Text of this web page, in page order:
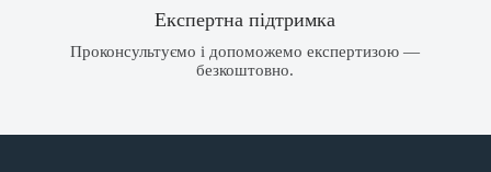
Експертна підтримка
Проконсультуємо і допоможемо експертизою —
безкоштовно.